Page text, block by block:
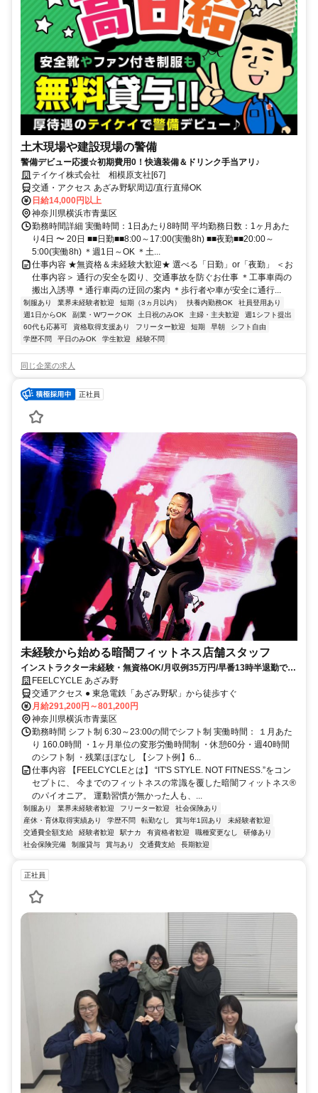
土木現場や建設現場の警備
警備デビュー応援☆初期費用0！快適装備＆ドリンク手当アリ♪
テイケイ株式会社 相模原支社[67]
交通・アクセス あざみ野駅周辺/直行直帰OK
日給14,000円以上
神奈川県横浜市青葉区
勤務時間詳細 実働時間：1日あたり8時間 平均勤務日数：1ヶ月あた
り4日 〜 20日 ■■日勤■■8:00～17:00(実働8h) ■■夜勤■■20:00～
5:00(実働8h) ＊週1日～OK ＊土...
仕事内容 ★無資格＆未経験大歓迎★ 選べる「日勤」or「夜勤」 ＜お
仕事内容＞ 通行の安全を図り、交通事故を防ぐお仕事 ＊工事車両の
搬出入誘導 ＊通行車両の迂回の案内 ＊歩行者や車が安全に通行...
制服あり 業界未経験者歓迎 短期（3ヵ月以内） 扶養内勤務OK
社員登用あり
週1日からOK
副業・WワークOK 土日祝のみOK 主婦・主夫歓迎
週1シフト提出
60代も応募可
資格取得支援あり フリーター歓迎 短期 早朝
シフト自由
学歴不問
平日のみOK 学生歓迎 経験不問
同じ企業の求人
正社員
未経験から始める暗闇フィットネス店舗スタッフ
インストラクター未経験・無資格OK/月収例35万円/早番13時半退勤でプ
ライベート充実
FEELCYCLE あざみ野
交通アクセス ● 東急電鉄「あざみ野駅」から徒歩すぐ
月給291,200円～801,200円
神奈川県横浜市青葉区
勤務時間 シフト制 6:30～23:00の間でシフト制 実働時間： １月あた
り 160.0時間 ・1ヶ月単位の変形労働時間制 ・休憩60分・週40時間
のシフト制 ・残業ほぼなし 【シフト例】6...
仕事内容 【FEELCYCLEとは】 “IT'S STYLE. NOT FITNESS.”をコン
セプトに、 今までのフィットネスの常識を覆した暗闇フィットネス®
のパイオニア。 運動習慣が無かった人も、...
制服あり 業界未経験者歓迎 フリーター歓迎
社会保険あり
産休・育休取得実績あり
学歴不問 転勤なし 賞与年1回あり
未経験者歓迎
交通費全額支給
経験者歓迎 駅ナカ 有資格者歓迎 職種変更なし
研修あり
社会保険完備
制服貸与 賞与あり 交通費支給 長期歓迎
正社員